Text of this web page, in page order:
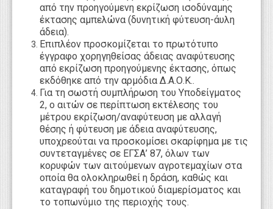
από την προηγούμενη εκρίζωση ισοδύναμης
έκτασης αμπελώνα (δυνητική φύτευση-άυλη
άδεια).
Επιπλέον προσκομίζεται το πρωτότυπο
έγγραφο χορηγηθείσας άδειας αναφύτευσης
από εκρίζωση προηγούμενης έκτασης, όπως
εκδόθηκε από την αρμόδια Δ.Α.Ο.Κ..
Για τη σωστή συμπλήρωση του Υποδείγματος
2, ο αιτών σε περίπτωση εκτέλεσης του
μέτρου εκρίζωση/αναφύτευση με αλλαγή
θέσης ή φύτευση με άδεια αναφύτευσης,
υποχρεούται να προσκομίσει σκαρίφημα με τις
συντεταγμένες σε ΕΓΣΑ’ 87, όλων των
κορυφών των αιτούμενων αγροτεμαχίων στα
οποία θα ολοκληρωθεί η δράση, καθώς και
καταγραφή του δημοτικού διαμερίσματος και
το τοπωνύμιο της περιοχής τους.